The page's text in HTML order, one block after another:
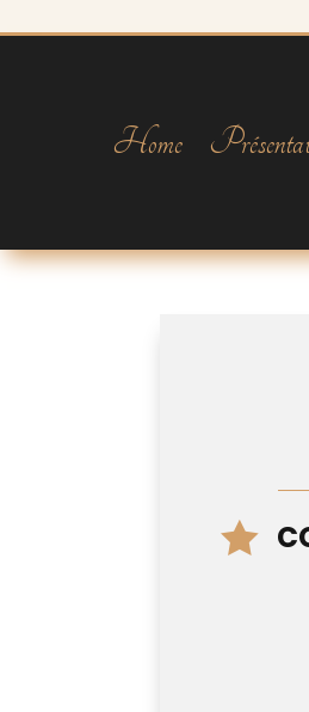
Home
